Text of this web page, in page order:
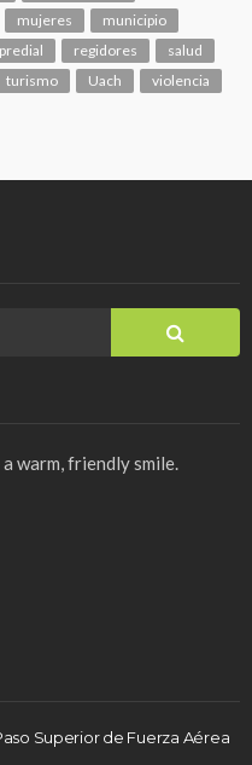
mujeres
municipio
predial regidores
salud
turismo Uach violencia
warm, friendly smile.
Superior de Fuerza Aérea